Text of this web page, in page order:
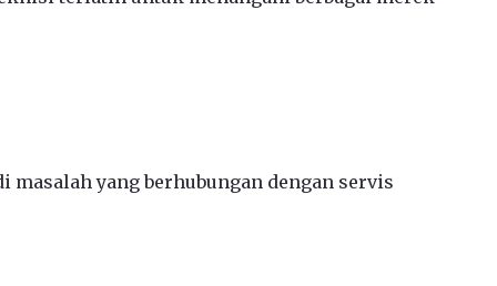
yang berhubungan dengan servis